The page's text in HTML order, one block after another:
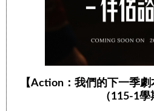
【Action：我們的下一季
（115-1學